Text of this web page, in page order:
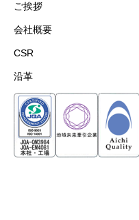
ご挨拶
会社概要
CSR
沿革